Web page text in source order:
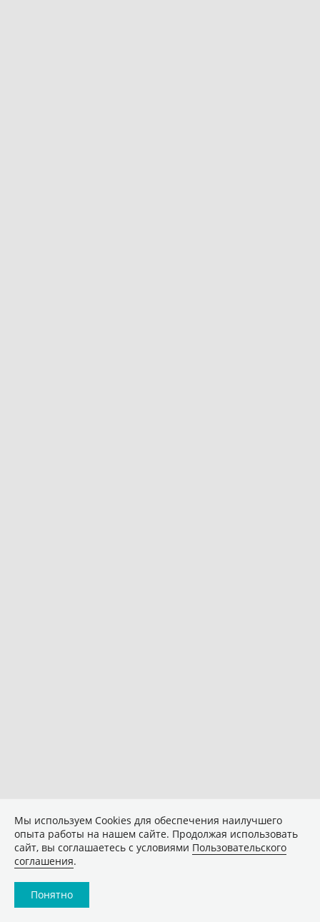
Мы используем Сookies для обеспечения наилучшего
опыта работы на нашем сайте. Продолжая использовать
сайт, вы соглашаетесь с условиями Пользовательского
соглашения.
Понятно